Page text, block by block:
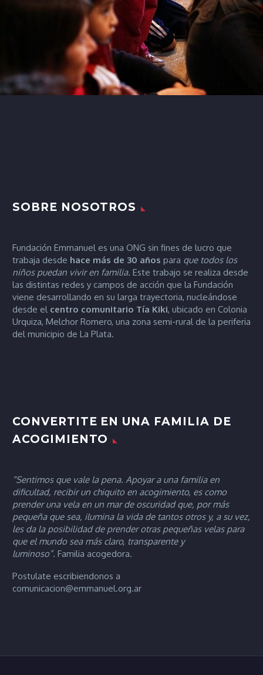
SOBRE NOSOTROS
Fundación Emmanuel es una ONG sin fines de lucro que
trabaja desde hace más de 30 años para que todos los
niños puedan vivir en familia. Este trabajo se realiza desde
las distintas redes y campos de acción que la Fundación
viene desarrollando en su larga trayectoria, nucleándose
desde el centro comunitario Tía Kiki, ubicado en Colonia
Urquiza, Melchor Romero, una zona semi-rural de la periferia
del municipio de La Plata.
CONVERTITE EN UNA FAMILIA DE
ACOGIMIENTO
“Sentimos que vale la pena. Apoyar a una familia en
dificultad, recibir un chiquito en acogimiento, es como
prender una vela en un mar de oscuridad que, por más
pequeña que sea, ilumina la vida de tantos otros y, a su vez,
les da la posibilidad de prender otras pequeñas velas para
que el mundo sea más claro, transparente y
luminoso”. Familia acogedora.
Postulate escribiendonos a
comunicacion@emmanuel.org.ar